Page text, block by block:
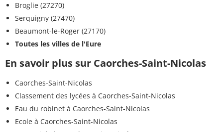
Broglie (27270)
Serquigny (27470)
Beaumont-le-Roger (27170)
Toutes les villes de l'Eure
En savoir plus sur Caorches-Saint-Nicolas
Caorches-Saint-Nicolas
Classement des lycées à Caorches-Saint-Nicolas
Eau du robinet à Caorches-Saint-Nicolas
Ecole à Caorches-Saint-Nicolas